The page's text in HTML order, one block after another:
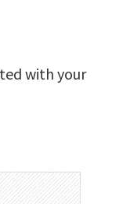
with your